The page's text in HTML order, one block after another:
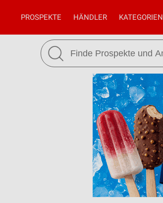
PROSPEKTE HÄNDLER KATEGORIEN